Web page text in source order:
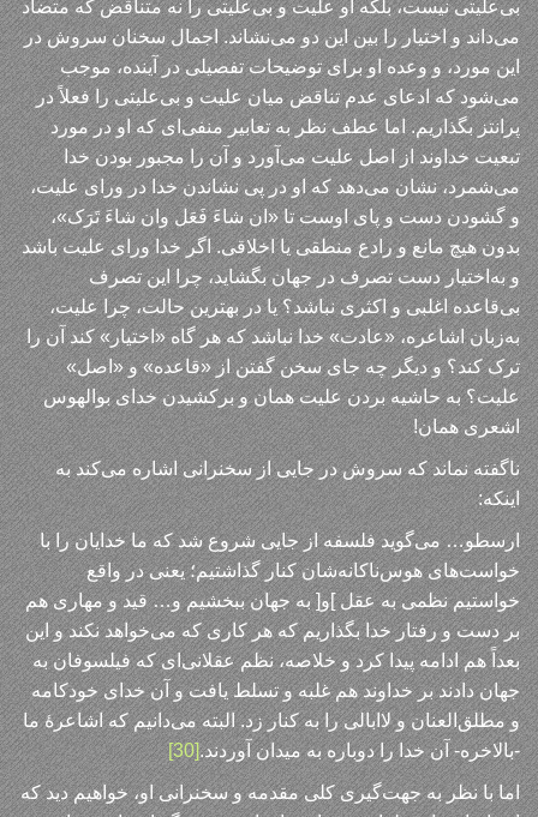
بی‌علیتی نیست، بلکه او علیت و بی‌علیتی را نه متناقض که متضاد
می‌داند و اختیار را بین این دو می‌نشاند. اجمال سخنان سروش در
این مورد، و وعده او برای توضیحات تفصیلی در آینده، موجب
می‌شود که ادعای عدم تناقض میان علیت و بی‌علیتی را فعلاً در
پرانتز بگذاریم. اما عطف نظر به تعابیر منفی‌ای که او در مورد
تبعیت خداوند از اصل علیت می‌آورد و آن را مجبور بودن خدا
می‌شمرد، نشان می‌دهد که او در پی نشاندن خدا در ورای علیت،
و گشودن دست و پای اوست تا «ان شاءَ فَعَل وان شاءَ تَرَک»،
بدون هیچ مانع و رادع منطقی یا اخلاقی. اگر خدا ورای علیت باشد
و به‌اختیار دست تصرف در جهان بگشاید، چرا این تصرف
بی‌قاعده اغلبی و اکثری نباشد؟ یا در بهترین حالت، چرا علیت،
به‌زبان اشاعره، «عادت» خدا نباشد که هر گاه «اختیار» کند آن را
ترک کند؟ و دیگر چه جای سخن گفتن از «قاعده» و «اصل»
علیت؟ به حاشیه بردن علیت همان و برکشیدن خدای بوالهوس
اشعری همان!
ناگفته نماند که سروش در جایی از سخنرانی اشاره می‌کند به
اینکه:
ارسطو… می‌گوید فلسفه از جایی شروع شد که ما خدایان را با
خواست‌های هوس‌ناکانه‌شان کنار گذاشتیم؛ یعنی در واقع
خواستیم نظمی به عقل ]و[ به جهان ببخشیم و… قید و مهاری هم
بر دست و رفتار خدا بگذاریم که هر کاری که می‌خواهد نکند و این
بعداً هم ادامه پیدا کرد و خلاصه، نظم عقلانی‌ای که فیلسوفان به
جهان دادند بر خداوند هم غلبه و تسلط یافت و آن خدای خودکامه
و مطلق‌العنان و لاابالی را به کنار زد. البته می‌دانیم که اشاعرهٔ ما
-بالاخره- آن خدا را دوباره به میدان آوردند.[30]
اما با نظر به جهت‌گیری کلی مقدمه و سخنرانی او، خواهیم دید که